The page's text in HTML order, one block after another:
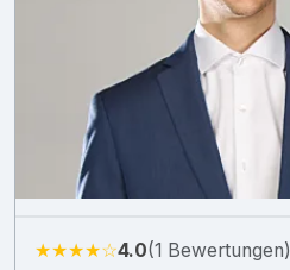
★★★★☆4.0(1 Bewertungen)